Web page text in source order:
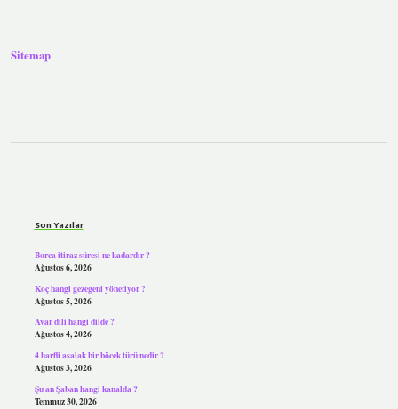
Sitemap
Son Yazılar
Borca itiraz süresi ne kadardır ?
Ağustos 6, 2026
Koç hangi gezegeni yönetiyor ?
Ağustos 5, 2026
Avar dili hangi dilde ?
Ağustos 4, 2026
4 harfli asalak bir böcek türü nedir ?
Ağustos 3, 2026
Şu an Şaban hangi kanalda ?
Temmuz 30, 2026